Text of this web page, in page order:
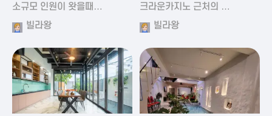
소규모 인원이 왓을때…
빌라왕
크라운카지노 근처의 …
빌라왕